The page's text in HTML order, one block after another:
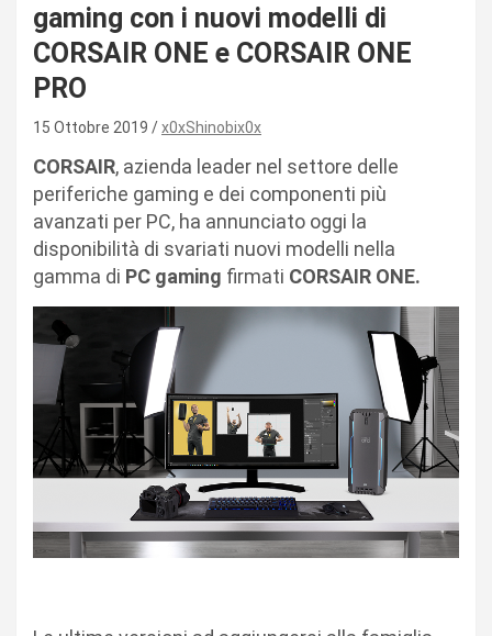
gaming con i nuovi modelli di
CORSAIR ONE e CORSAIR ONE
PRO
15 Ottobre 2019 x0xShinobix0x
CORSAIR, azienda leader nel settore delle
periferiche gaming e dei componenti più
avanzati per PC, ha annunciato oggi la
disponibilità di svariati nuovi modelli nella
gamma di PC gaming firmati CORSAIR ONE.